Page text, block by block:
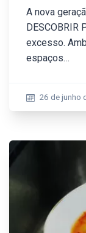
A nova
DESCOBRIR
excesso.
espaços…
26 de junho